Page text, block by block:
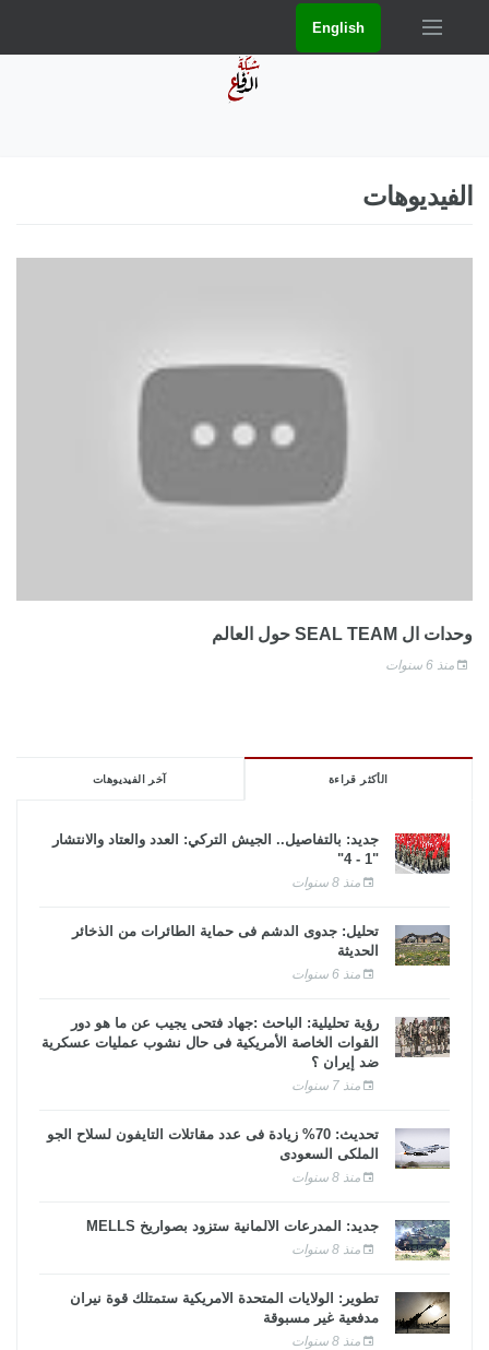
English
الفيديوهات
وحدات ال SEAL TEAM حول العالم
منذ 6 سنوات
الأكثر قراءة آخر الفيديوهات
جديد: بالتفاصيل.. الجيش التركي: العدد والعتاد والانتشار
"1 - 4"
منذ 8 سنوات
تحليل: جدوى الدشم فى حماية الطائرات من الذخائر
الحديثة
منذ 6 سنوات
رؤية تحليلية: الباحث :جهاد فتحى يجيب عن ما هو دور
القوات الخاصة الأمريكية فى حال نشوب عمليات عسكرية
ضد إيران ؟
منذ 7 سنوات
تحديث: 70% زيادة فى عدد مقاتلات التايفون لسلاح الجو
الملكى السعودى
منذ 8 سنوات
جديد: المدرعات الألمانية ستزود بصواريخ MELLS
منذ 8 سنوات
تطوير: الولايات المتحدة الأمريكية ستمتلك قوة نيران
مدفعية غير مسبوقة
منذ 8 سنوات